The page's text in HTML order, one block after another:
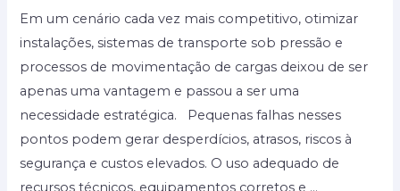
Em um cenário cada vez mais competitivo, otimizar
instalações, sistemas de transporte sob pressão e
processos de movimentação de cargas deixou de ser
apenas uma vantagem e passou a ser uma
necessidade estratégica. Pequenas falhas nesses
pontos podem gerar desperdícios, atrasos, riscos à
segurança e custos elevados. O uso adequado de
recursos técnicos, equipamentos corretos e …